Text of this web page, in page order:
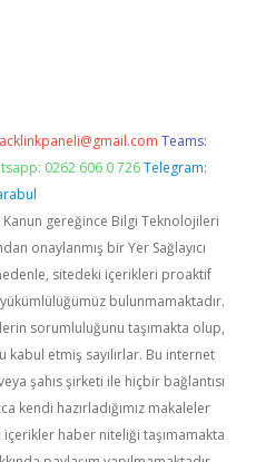
Teams:
0262 606 0 726 Telegram:
Kanun gereğince Bilgi Teknolojileri
onaylanmış bir Yer Sağlayıcı
sitedeki içerikleri proaktif
bulunmamaktadır.
sorumluluğunu taşımakta olup,
etmiş sayılırlar. Bu internet
şahıs şirketi ile hiçbir bağlantısı
kendi hazırladığımız makaleler
haber niteliği taşımamakta